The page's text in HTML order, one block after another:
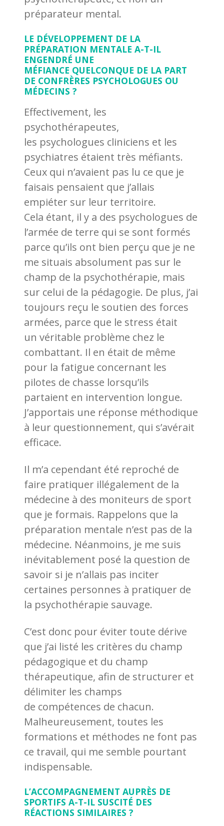
préparateur mental.
LE DÉVELOPPEMENT DE LA
PRÉPARATION MENTALE A-T-IL
ENGENDRÉ UNE
MÉFIANCE QUELCONQUE DE LA PART
DE CONFRÈRES PSYCHOLOGUES OU
MÉDECINS ?
Effectivement, les
psychothérapeutes,
les psychologues cliniciens et les
psychiatres étaient très méfiants.
Ceux qui n’avaient pas lu ce que je
faisais pensaient que j’allais
empiéter sur leur territoire.
Cela étant, il y a des psychologues de
l’armée de terre qui se sont formés
parce qu’ils ont bien perçu que je ne
me situais absolument pas sur le
champ de la psychothérapie, mais
sur celui de la pédagogie. De plus, j’ai
toujours reçu le soutien des forces
armées, parce que le stress était
un véritable problème chez le
combattant. Il en était de même
pour la fatigue concernant les
pilotes de chasse lorsqu’ils
partaient en intervention longue.
J’apportais une réponse méthodique
à leur questionnement, qui s’avérait
efficace.
Il m’a cependant été reproché de
faire pratiquer illégalement de la
médecine à des moniteurs de sport
que je formais. Rappelons que la
préparation mentale n’est pas de la
médecine. Néanmoins, je me suis
inévitablement posé la question de
savoir si je n’allais pas inciter
certaines personnes à pratiquer de
la psychothérapie sauvage.
C’est donc pour éviter toute dérive
que j’ai listé les critères du champ
pédagogique et du champ
thérapeutique, afin de structurer et
délimiter les champs
de compétences de chacun.
Malheureusement, toutes les
formations et méthodes ne font pas
ce travail, qui me semble pourtant
indispensable.
L’ACCOMPAGNEMENT AUPRÈS DE
SPORTIFS A-T-IL SUSCITÉ DES
RÉACTIONS SIMILAIRES ?